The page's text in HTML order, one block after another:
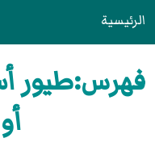
الرئيسية
فهرس:طيور